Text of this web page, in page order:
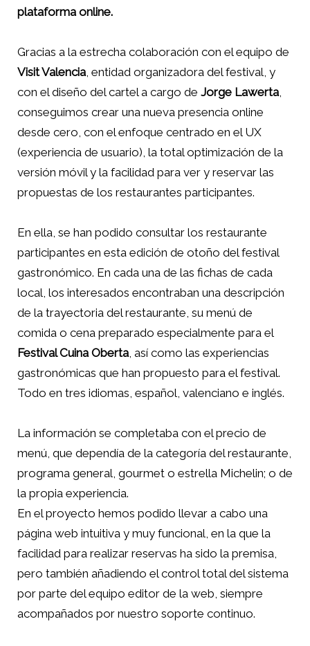
plataforma online.
Gracias a la estrecha colaboración con el equipo de
Visit Valencia, entidad organizadora del festival, y
con el diseño del cartel a cargo de Jorge Lawerta,
conseguimos crear una nueva presencia online
desde cero, con el enfoque centrado en el UX
(experiencia de usuario), la total optimización de la
versión móvil y la facilidad para ver y reservar las
propuestas de los restaurantes participantes.
En ella, se han podido consultar los restaurante
participantes en esta edición de otoño del festival
gastronómico. En cada una de las fichas de cada
local, los interesados encontraban una descripción
de la trayectoria del restaurante, su menú de
comida o cena preparado especialmente para el
Festival Cuina Oberta, así como las experiencias
gastronómicas que han propuesto para el festival.
Todo en tres idiomas, español, valenciano e inglés.
La información se completaba con el precio de
menú, que dependía de la categoría del restaurante,
programa general, gourmet o estrella Michelin; o de
la propia experiencia.
En el proyecto hemos podido llevar a cabo una
página web intuitiva y muy funcional, en la que la
facilidad para realizar reservas ha sido la premisa,
pero también añadiendo el control total del sistema
por parte del equipo editor de la web, siempre
acompañados por nuestro soporte continuo.